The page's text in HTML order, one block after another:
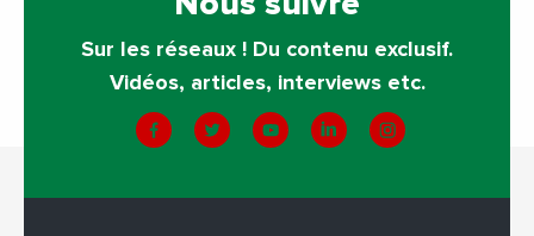
Sur les réseaux ! Du contenu exclusif.
Vidéos, articles, interviews etc.